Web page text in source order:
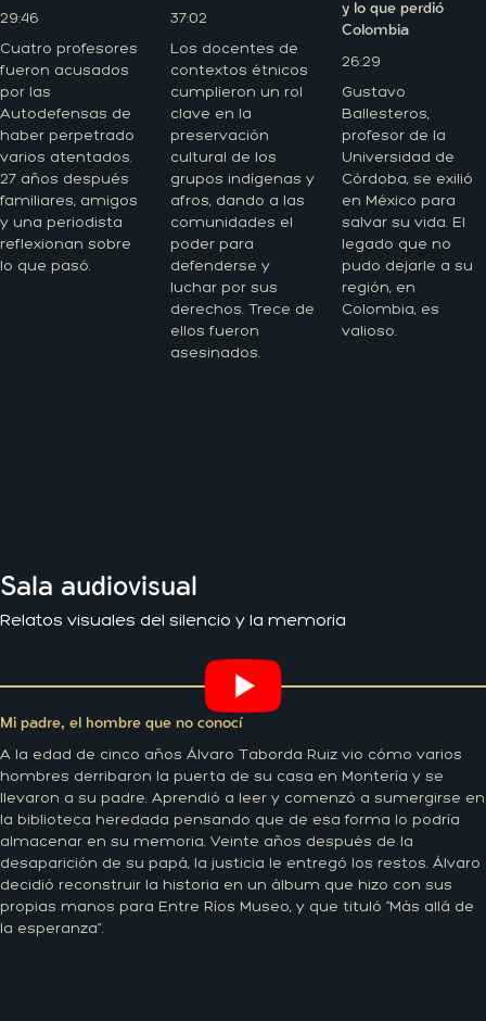
29:46
Cuatro profesores
fueron acusados
por las
Autodefensas de
haber perpetrado
varios atentados.
27 años después
familiares, amigos
y una periodista
reflexionan sobre
lo que pasó.
37:02
Los docentes de
contextos étnicos
cumplieron un rol
clave en la
preservación
cultural de los
grupos indígenas y
afros, dando a las
comunidades el
poder para
defenderse y
luchar por sus
derechos. Trece de
ellos fueron
asesinados.
y lo que perdió
Colombia
26:29
Gustavo
Ballesteros,
profesor de la
Universidad de
Córdoba, se exilió
en México para
salvar su vida. El
legado que no
pudo dejarle a su
región, en
Colombia, es
valioso.
Sala audiovisual
Relatos visuales del silencio y la memoria
Mi padre, el hombre que no conocí
A la edad de cinco años Álvaro Taborda Ruiz vio cómo varios
hombres derribaron la puerta de su casa en Montería y se
llevaron a su padre. Aprendió a leer y comenzó a sumergirse en
la biblioteca heredada pensando que de esa forma lo podría
almacenar en su memoria. Veinte años después de la
desaparición de su papá, la justicia le entregó los restos. Álvaro
decidió reconstruir la historia en un álbum que hizo con sus
propias manos para Entre Ríos Museo, y que tituló “Más allá de
la esperanza”.